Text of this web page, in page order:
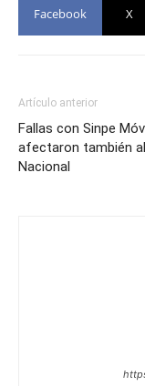
Facebook X
Artículo anterior
Fallas con Sinpe
afectaron también al
Nacional